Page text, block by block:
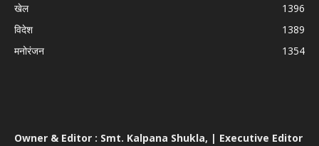
खेल
1396
विदेश
1389
मनोरंजन
1354
Owner & Editor : Smt. Kalpana Shukla, | Executive Editor